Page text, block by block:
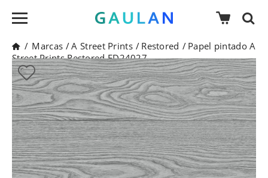
/ Marcas /A Street Prints / Restored / Papel pintado A
Street Prints Restored FD24027